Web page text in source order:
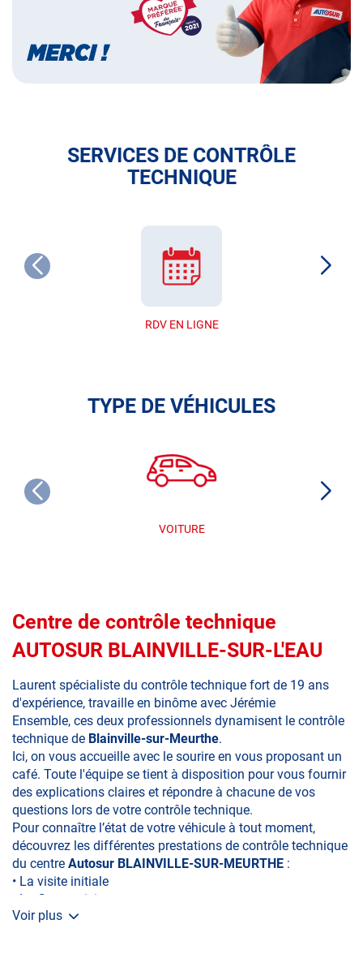
SERVICES DE CONTRÔLE
TECHNIQUE
RDV EN LIGNE
TYPE DE VÉHICULES
VOITURE
Centre de contrôle technique
AUTOSUR BLAINVILLE-SUR-L'EAU
Laurent spécialiste du contrôle technique fort de 19 ans
d'expérience, travaille en binôme avec Jérémie
Ensemble, ces deux professionnels dynamisent le contrôle
technique de Blainville-sur-Meurthe.
Ici, on vous accueille avec le sourire en vous proposant un
café. Toute l'équipe se tient à disposition pour vous fournir
des explications claires et répondre à chacune de vos
questions lors de votre contrôle technique.
Pour connaître l’état de votre véhicule à tout moment,
découvrez les différentes prestations de contrôle technique
du centre Autosur BLAINVILLE-SUR-MEURTHE :
• La visite initiale
• La Contre-visite
• Le Contrôle Complémentaire pollution
Voir plus